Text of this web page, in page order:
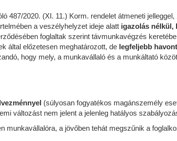
2020. (XI. 11.) Korm. rendelet átmeneti
a veszélyhelyzet ideje alatt igazolás nélkül,
foglaltak szerint távmunkavégzés
által előzetesen meghatározott, de legfeljebb
hogy mely, a munkavállaló és a munkáltató
(súlyosan fogyatékos magánszemély
változást nem jelent a jelenleg hatályos
munkavállalóra, a jövőben tehát megszűnik a